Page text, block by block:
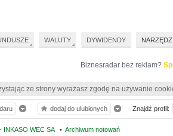
Biznesradar bez reklam?
ze strony wyrażasz zgodę na używanie
INKASO WEC SA • Archiwum notowań
dodaj do ulubionych Znajdź profil:
WALUTY DYWIDENDY